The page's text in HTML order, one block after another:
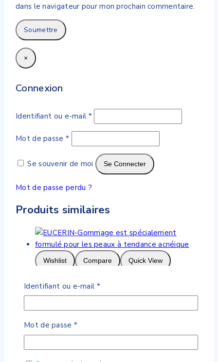
dans le navigateur pour mon prochain commentaire.
×
Connexion
Identifiant ou e-mail *Obligatoire
Mot de passe *Obligatoire
Se souvenir de moi Se Connecter
Mot de passe perdu ?
Produits similaires
Wishlist Compare Quick View
EUCERIN-Gommage est spécialement
acnéique
0 de 5
Identifiant ou e-mail *Obligatoire
Mot de passe *Obligatoire